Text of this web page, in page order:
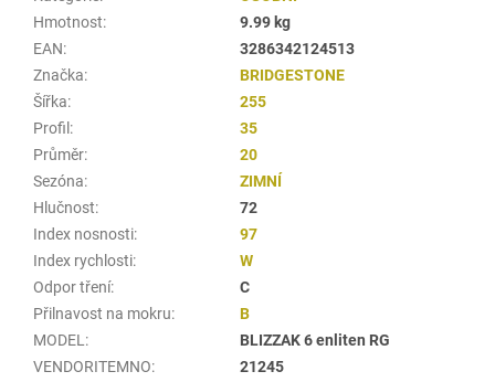
Hmotnost:
9.99 kg
EAN:
3286342124513
Značka:
BRIDGESTONE
Šířka:
255
Profil :
35
Průměr:
20
Sezóna:
ZIMNÍ
Hlučnost:
72
Index nosnosti:
97
Index rychlosti:
W
Odpor tření:
C
Přilnavost na mokru:
B
MODEL :
BLIZZAK 6 enliten RG
VENDORITEMNO:
21245